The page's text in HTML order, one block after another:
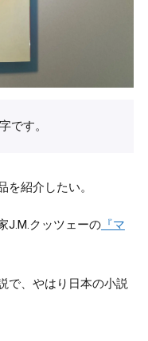
です。
紹介したい。
J.M.クッツェーの『マ
で、やはり日本の小説